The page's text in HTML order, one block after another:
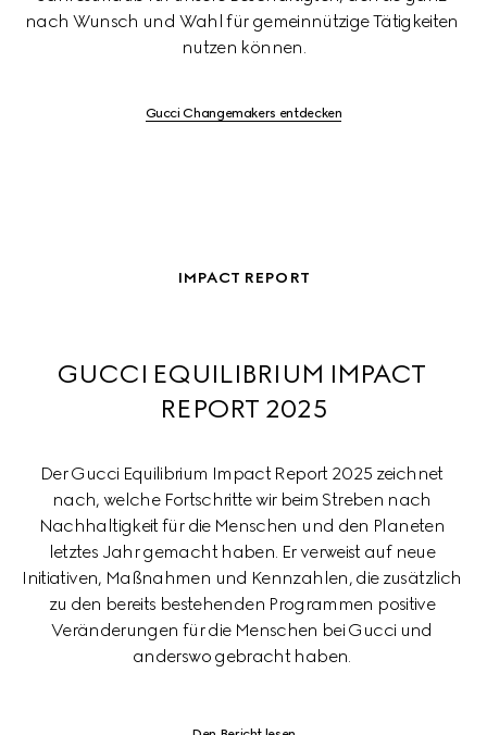
nach Wunsch und Wahl für gemeinnützige Tätigkeiten
nutzen können.
Gucci Changemakers entdecken
IMPACT REPORT
GUCCI EQUILIBRIUM IMPACT
REPORT 2025
Der Gucci Equilibrium Impact Report 2025 zeichnet
nach, welche Fortschritte wir beim Streben nach
Nachhaltigkeit für die Menschen und den Planeten
letztes Jahr gemacht haben. Er verweist auf neue
Initiativen, Maßnahmen und Kennzahlen, die zusätzlich
zu den bereits bestehenden Programmen positive
Veränderungen für die Menschen bei Gucci und
anderswo gebracht haben.